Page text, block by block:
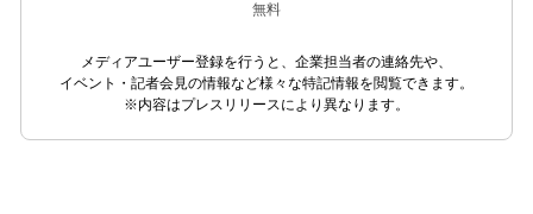
無料
メディアユーザー登録を行うと、企業担当者の連絡先や、
イベント・記者会見の情報など様々な特記情報を閲覧できます。
※内容はプレスリリースにより異なります。